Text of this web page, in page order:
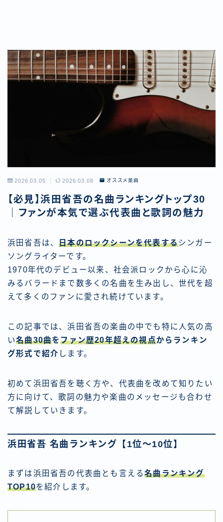
2026.03.05 2026.03.08 オススメ楽曲
【必見】浜田省吾の名曲ランキングトップ30
｜ファンが本気で選ぶ代表曲と歌詞の魅力
浜田省吾は、日本のロックシーンを代表するシンガー
ソングライターです。
1970年代のデビュー以来、社会派ロックから心に沁
みるバラードまで数多くの名曲を生み出し、世代を超
えて多くのファンに愛され続けています。
この記事では、浜田省吾の楽曲の中でも特に人気の高
い名曲30曲をファン歴20年超えの視点からランキン
グ形式で紹介 します。
初めて浜田省吾を聴く方や、代表曲を改めて知りたい
方に向けて、歌詞の魅力や楽曲のメッセージも合わせ
て解説していきます。
浜田省吾 名曲ランキング【1位～10位】
まずは浜田省吾の代表曲とも言える名曲ランキング
TOP10を紹介します。